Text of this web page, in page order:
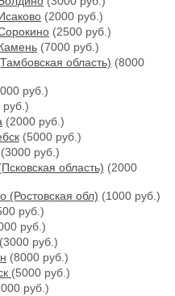
(2000 руб.)
(2500 руб.)
(7000 руб.)
область) (8000
руб.)
руб.)
(2000 руб.)
(5000 руб.)
(3000 руб.)
область) (2000
(Ростовская обл) (1000 руб.)
руб.)
руб.)
(3000 руб.)
(8000 руб.)
(5000 руб.)
руб.)